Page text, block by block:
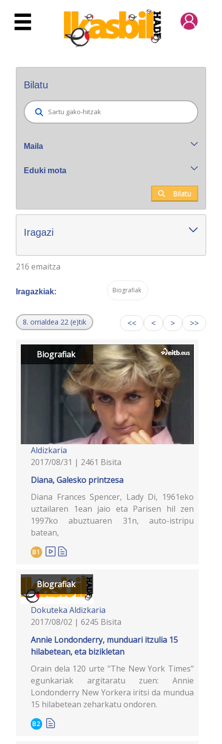
Eduki nagusira joan
Bilatu
Maila
Eduki mota
Bilatu
Iragazi
216 emaitza
Iragazkiak: Biografiak
8. orrialdea 22 (e)tik << < > >>
Biografiak
Aldizkaria
2017/08/31 | 2461 Bisita
Diana, Galesko printzesa
Diana Frances Spencer, Lady Di, 1961eko
uztailaren 1ean jaio eta Parisen hil zen
1997ko abuztuaren 31n, auto-istripu
batean,
B1
Biografiak
Dokuteka Aldizkaria
2017/08/02 | 6245 Bisita
Annie Londonderry, munduari itzulia 15
hilabetean, eta bizikletan
Orain dela 120 urte "The New York Times"
egunkariak argitaratu zuen: Annie
Londonderry New Yorkera iritsi da mundua
15 hilabetean zeharkatu ondoren.
B2